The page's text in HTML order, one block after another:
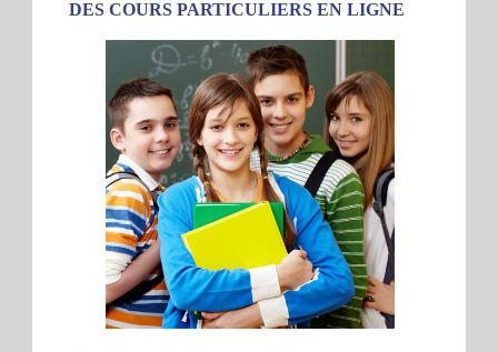
DES COURS PARTICULIERS EN LIGNE